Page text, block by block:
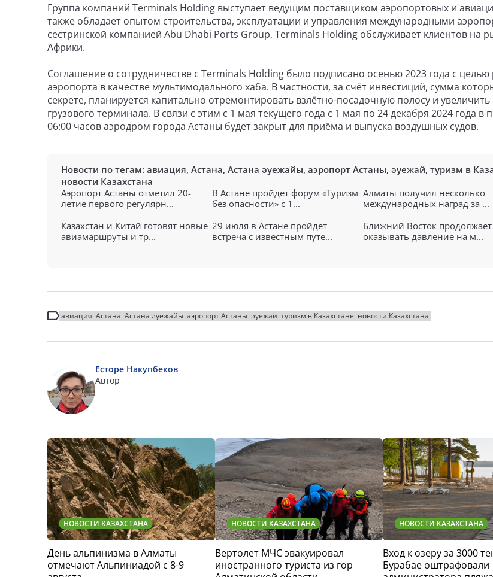
Группа компаний Terminals Holding выступает ведущим поставщиком аэропортовых и
также обладает опытом строительства, эксплуатации и управления международными
сестринской компанией Abu Dhabi Ports Group, Terminals Holding обслуживает клиентов на
Африки.
Соглашение о сотрудничестве с Terminals Holding было подписано осенью 2023 года с целью
аэропорта в качестве мультимодального хаба. В частности, за счёт инвестиций, сумма
секрете, планируется капитально отремонтировать взлётно-посадочную полосу и
грузового терминала. В связи с этим с 1 мая текущего года с 1 мая по 24 декабря 2024 года в
06:00 часов аэродром города Астаны будет закрыт для приёма и выпуска воздушных судов.
Новости по тегам: авиация, Астана, Астана әуежайы, аэропорт Астаны, әуежай, туризм в
новости Казахстана
Аэропорт Астаны отметил 20-
летие первого регулярн...
В Астане пройдет форум «Туризм
без опасности» с 1...
Алматы получил несколько
международных наград за ...
Казахстан и Китай готовят новые
авиамаршруты и тр...
29 июля в Астане пройдет
встреча с известным путе...
Ближний Восток продолжает
оказывать давление на м...
авиация Астана Астана әуежайы аэропорт Астаны әуежай туризм в Казахстане новости Казахстана
Есторе Накупбеков
Автор
НОВОСТИ КАЗАХСТАНА
День альпинизма в Алматы
отмечают Альпиниадой с 8-9
НОВОСТИ КАЗАХСТАНА
Вертолет МЧС эвакуировал
иностранного туриста из гор
НОВОСТИ КАЗАХСТАНА
Вход к озеру за 3000
Бурабае оштрафовали